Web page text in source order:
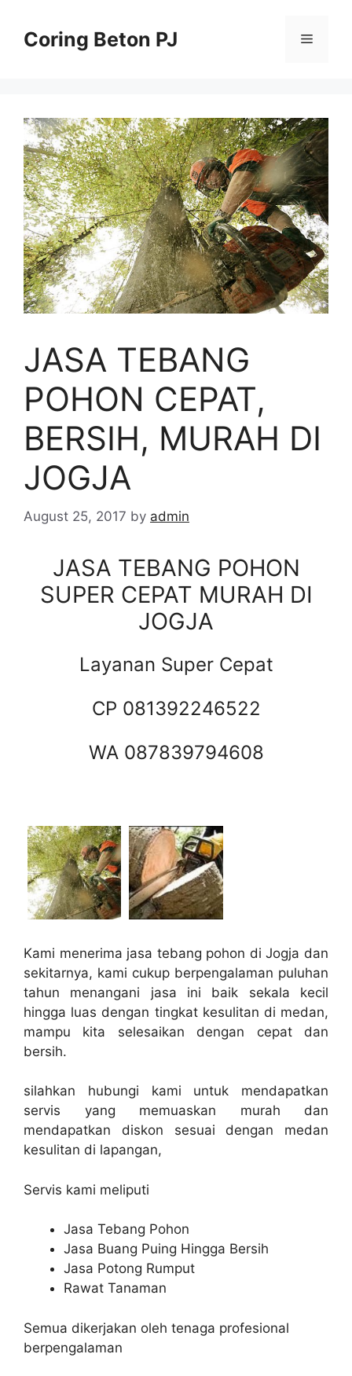
contentCoring Beton PJ Menu
JASA TEBANG
POHON CEPAT,
BERSIH, MURAH DI
JOGJA
August 25, 2017 by admin
JASA TEBANG POHON
SUPER CEPAT MURAH DI
JOGJA
Layanan Super Cepat
CP 081392246522
WA 087839794608
Kami menerima jasa tebang pohon di Jogja dan
sekitarnya, kami cukup berpengalaman puluhan
tahun menangani jasa ini baik sekala kecil
hingga luas dengan tingkat kesulitan di medan,
mampu kita selesaikan dengan cepat dan
bersih.
silahkan hubungi kami untuk mendapatkan
servis yang memuaskan murah dan
mendapatkan diskon sesuai dengan medan
kesulitan di lapangan,
Servis kami meliputi
Jasa Tebang Pohon
Jasa Buang Puing Hingga Bersih
Jasa Potong Rumput
Rawat Tanaman
Semua dikerjakan oleh tenaga profesional
berpengalaman